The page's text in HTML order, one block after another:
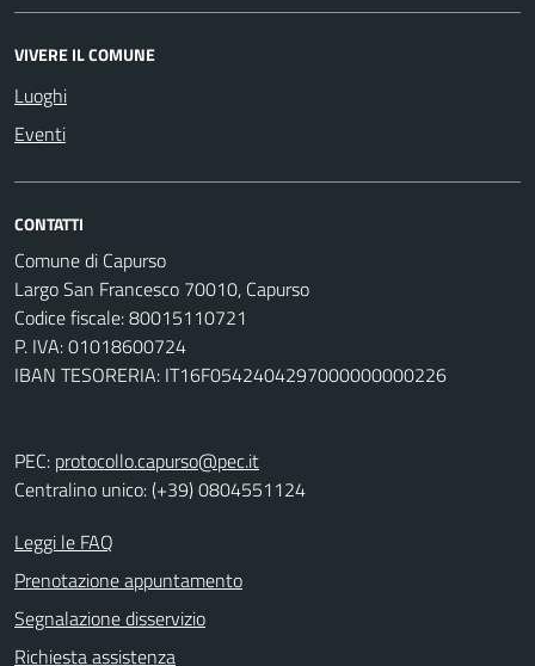
VIVERE IL COMUNE
Luoghi
Eventi
CONTATTI
Comune di Capurso
Largo San Francesco 70010, Capurso
Codice fiscale: 80015110721
P. IVA: 01018600724
IBAN TESORERIA: IT16F0542404297000000000226
PEC: protocollo.capurso@pec.it
Centralino unico: (+39) 0804551124
Leggi le FAQ
Prenotazione appuntamento
Segnalazione disservizio
Richiesta assistenza